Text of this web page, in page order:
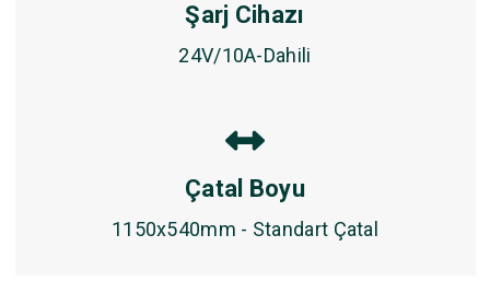
Şarj Cihazı
24V/10A-Dahili
Çatal Boyu
1150x540mm - Standart Çatal